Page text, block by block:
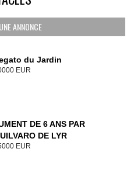
ANNONCE
du Jardin
EUR
DE 6 ANS PAR
DE LYR
EUR